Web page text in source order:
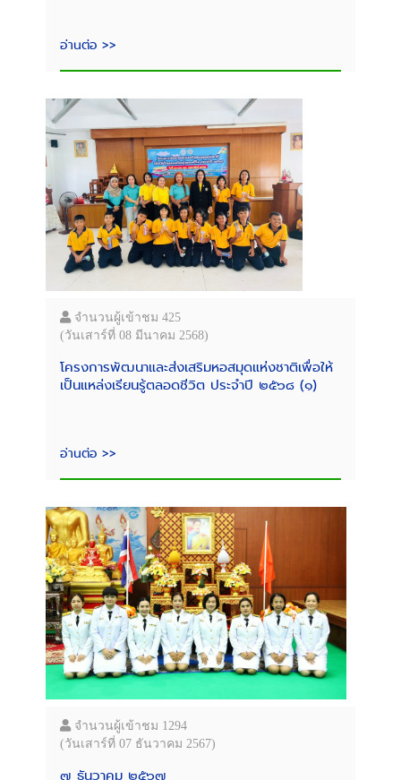
อ่านต่อ >>
จำนวนผู้เข้าชม 425
(วันเสาร์ที่ 08 มีนาคม 2568)
โครงการพัฒนาและส่งเสริมหอสมุดแห่งชาติเพื่อให้
เป็นแหล่งเรียนรู้ตลอดชีวิต ประจำปี ๒๕๖๘ (๑)
อ่านต่อ >>
จำนวนผู้เข้าชม 1294
(วันเสาร์ที่ 07 ธันวาคม 2567)
๗ ธันวาคม ๒๕๖๗